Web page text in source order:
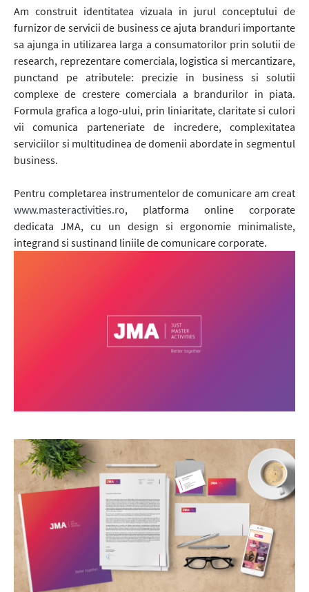
Am construit identitatea vizuala in jurul conceptului de
furnizor de servicii de business ce ajuta branduri importante
sa ajunga in utilizarea larga a consumatorilor prin solutii de
research, reprezentare comerciala, logistica si mercantizare,
punctand pe atributele: precizie in business si solutii
complexe de crestere comerciala a brandurilor in piata.
Formula grafica a logo-ului, prin liniaritate, claritate si culori
vii comunica parteneriate de incredere, complexitatea
serviciilor si multitudinea de domenii abordate in segmentul
business.
Pentru completarea instrumentelor de comunicare am creat
www.masteractivities.ro, platforma online corporate
dedicata JMA, cu un design si ergonomie minimaliste,
integrand si sustinand liniile de comunicare corporate.